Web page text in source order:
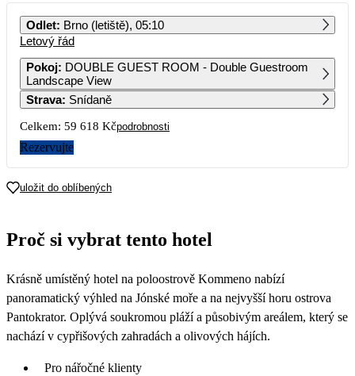
PO ÚT ST ČT PÁ SO NE
29 929
5
29 809
6 7 8 9 10 11
12 13 14
19 20 21 22 23 24 25
Odlet: Brno (letiště), 05:10
Letový řád
Pokoj: DOUBLE GUEST ROOM - Double Guestroom
Landscape View
Strava: Snídaně
Celkem: 59 618 Kčpodrobnosti
Rezervujte
uložit do oblíbených
Proč si vybrat tento hotel
Krásně umístěný hotel na poloostrově Kommeno nabízí
panoramatický výhled na Jónské moře a na nejvyšší horu ostrova
Pantokrator. Oplývá soukromou pláží a působivým areálem, který se
nachází v cypřišových zahradách a olivových hájích.
Pro nářočné klienty